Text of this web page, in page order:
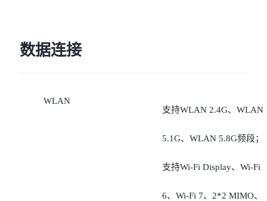
数据连接
WLAN
支持WLAN 2.4G、WLAN
5.1G、WLAN 5.8G频段；
支持Wi-Fi Display、Wi-Fi
6、Wi-Fi 7、2*2 MIMO、